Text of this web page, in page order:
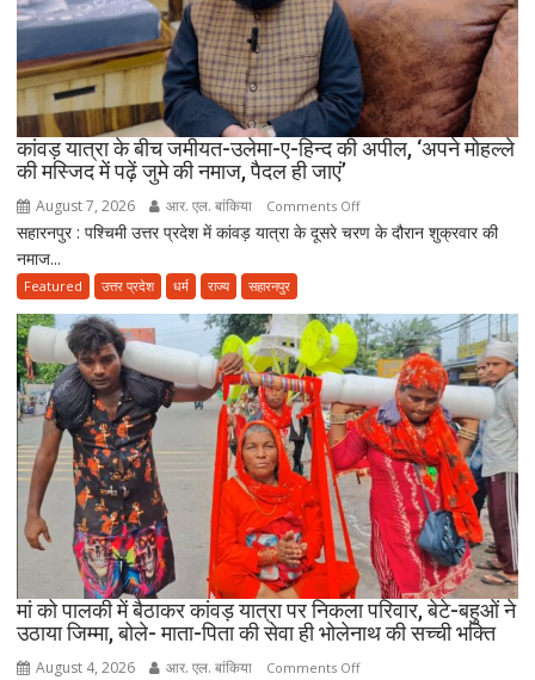
की
आपत्ति,
मौलाना
राशिद
सिद्दीकी
ने
कांवड़ यात्रा के बीच जमीयत-उलेमा-ए-हिन्द की अपील, ‘अपने मोहल्ले
की मस्जिद में पढ़ें जुमे की नमाज, पैदल ही जाएं’
August 7, 2026 आर. एल. बांकिया Comments Offon
कांवड़
जमीयत-
उलेमा-
ए-
हिन्द
की
अपील,
‘अपने
मोहल्ले
की
मस्जिद
में
पढ़ें
सहारनपुर : पश्चिमी उत्तर प्रदेश में कांवड़ यात्रा के दूसरे चरण के दौरान शुक्रवार की
नमाज...
Featured उत्तर प्रदेश धर्म राज्य सहारनपुर
मां को पालकी में बैठाकर कांवड़ यात्रा पर निकला परिवार, बेटे-बहुओं ने
उठाया जिम्मा, बोले- माता-पिता की सेवा ही भोलेनाथ की सच्ची भक्ति
August 4, 2026 आर. एल. बांकिया Comments Offon